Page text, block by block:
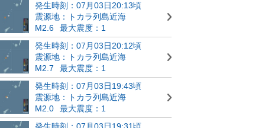
発生時刻：07月03日20:13頃
震源地：トカラ列島近海
M2.6
最大震度：1
発生時刻：07月03日20:12頃
震源地：トカラ列島近海
M2.7
最大震度：1
発生時刻：07月03日19:43頃
震源地：トカラ列島近海
M2.0
最大震度：1
発生時刻：07月03日19:31頃